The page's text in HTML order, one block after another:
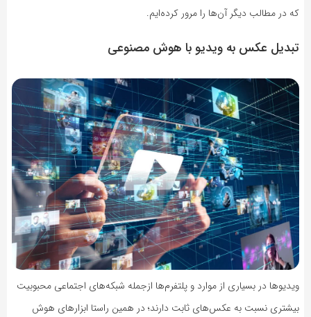
که در مطالب دیگر آن‌ها را مرور کرده‌ایم.
تبدیل عکس به ویدیو با هوش مصنوعی
ویدیوها در بسیاری از موارد و پلتفرم‌ها ازجمله شبکه‌های اجتماعی محبوبیت
بیشتری نسبت به عکس‌های ثابت دارند؛ در همین راستا ابزارهای هوش